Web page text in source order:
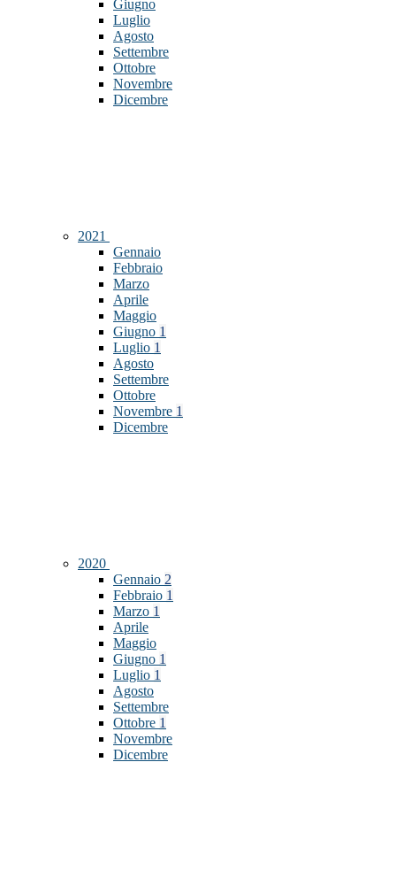
Giugno
Luglio
Agosto
Settembre
Ottobre
Novembre
Dicembre
2021
Gennaio
Febbraio
Marzo
Aprile
Maggio
Giugno 1
Luglio 1
Agosto
Settembre
Ottobre
Novembre 1
Dicembre
2020
Gennaio 2
Febbraio 1
Marzo 1
Aprile
Maggio
Giugno 1
Luglio 1
Agosto
Settembre
Ottobre 1
Novembre
Dicembre